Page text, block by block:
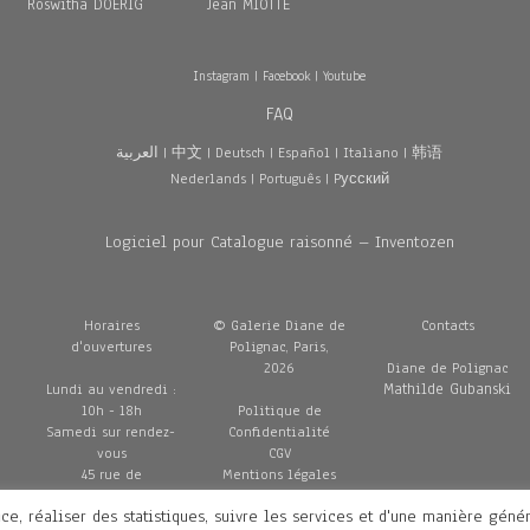
Roswitha DOERIG Jean MIOTTE
Instagram | Facebook|Youtube
FAQ
العربية |中文 | Deutsch | Español | Italiano |韩语
Nederlands| Português| Pусский
Logiciel pour Catalogue raisonné – Inventozen
Horaires
d'ouvertures
Lundi au vendredi :
10h - 18h
Samedi sur rendez-
vous
45 rue de
Penthièvre
75008 Paris
© Galerie Diane de
Polignac, Paris,
2026
Politique de
Confidentialité
CGV
Mentions légales
Livraisons
Contacts
Diane de Polignac
Mathilde Gubanski
réaliser des statistiques, suivre les services et d'une manière